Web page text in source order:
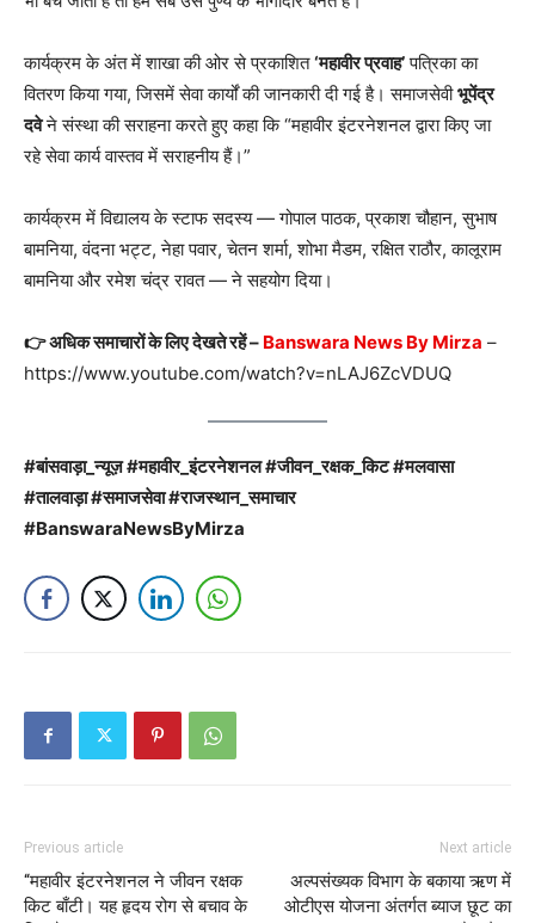
कार्यक्रम के अंत में शाखा की ओर से प्रकाशित‘महावीर प्रवाह’पत्रिका का
वितरण किया गया, जिसमें सेवा कार्यों की जानकारी दी गई है। समाजसेवीभूपेंद्र
दवेने संस्था की सराहना करते हुए कहा कि “महावीर इंटरनेशनल द्वारा किए जा
रहे सेवा कार्य वास्तव में सराहनीय हैं।”
कार्यक्रम में विद्यालय के स्टाफ सदस्य — गोपाल पाठक, प्रकाश चौहान, सुभाष
बामनिया, वंदना भट्ट, नेहा पवार, चेतन शर्मा, शोभा मैडम, रक्षित राठौर, कालूराम
बामनिया और रमेश चंद्र रावत — ने सहयोग दिया।
👉 अधिक समाचारों के लिए देखते रहें – Banswara News By Mirza –
https://www.youtube.com/watch?v=nLAJ6ZcVDUQ
#बांसवाड़ा_न्यूज़ #महावीर_इंटरनेशनल #जीवन_रक्षक_किट #मलवासा
#तालवाड़ा #समाजसेवा #राजस्थान_समाचार
#BanswaraNewsByMirza
Previous article
“महावीर इंटरनेशनल ने जीवन रक्षक
किट बाँटी। यह हृदय रोग से बचाव के
Next article
अल्पसंख्यक विभाग के बकाया ऋण में
ओटीएस योजना अंतर्गत ब्याज छूट का